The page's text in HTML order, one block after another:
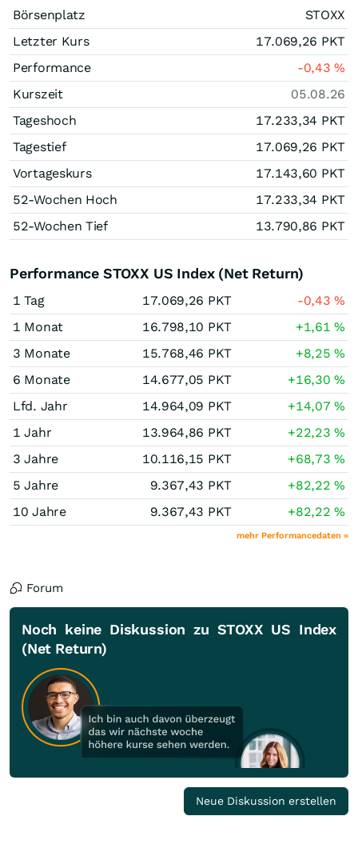
Börsenplatz
STOXX
Letzter Kurs
17.069,26 PKT
Performance
-0,43%
Kurszeit
05.08.26
Tageshoch
17.233,34 PKT
Tagestief
17.069,26 PKT
Vortageskurs
17.143,60 PKT
52-Wochen Hoch
17.233,34 PKT
52-Wochen Tief
13.790,86 PKT
Performance STOXX US Index (Net Return)
1 Tag 17.069,26 PKT -0,43%
1 Monat
16.798,10 PKT +1,61%
3 Monate
15.768,46 PKT +8,25%
6 Monate
14.677,05 PKT +16,30%
Lfd. Jahr
14.964,09 PKT +14,07%
1 Jahr
13.964,86 PKT +22,23%
3 Jahre
10.116,15 PKT +68,73%
5 Jahre
9.367,43 PKT +82,22%
10 Jahre
9.367,43 PKT +82,22%
mehr Performancedaten »
Forum
Noch keine Diskussion zu STOXX US Index
(Net Return)
Neue Diskussion erstellen